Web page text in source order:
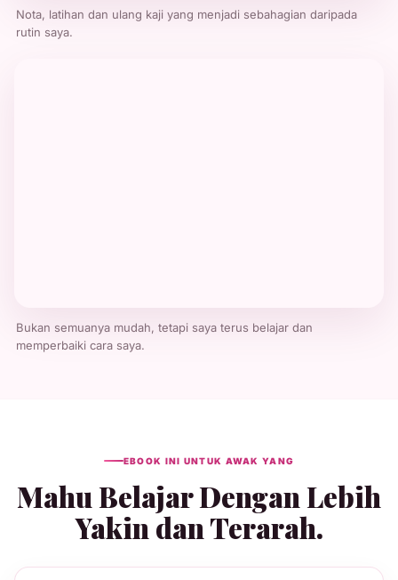
Nota, latihan dan ulang kaji yang menjadi sebahagian daripada
rutin saya.
Bukan semuanya mudah, tetapi saya terus belajar dan
memperbaiki cara saya.
EBOOK INI UNTUK AWAK YANG
Mahu Belajar Dengan Lebih
Yakin dan Terarah.